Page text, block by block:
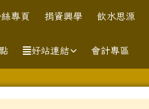
專頁 捐資興學 飲水思源
好站連結 會計專區